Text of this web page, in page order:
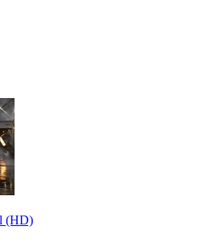
(HD)